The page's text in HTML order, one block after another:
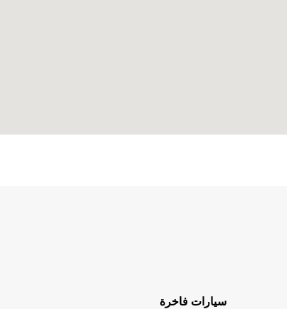
سيارات فاخرة